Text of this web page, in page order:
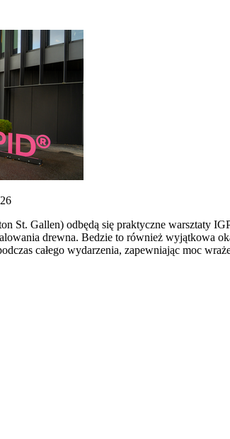
St. Gallen) odbędą się praktyczne warsztaty
drewna. Bedzie to również wyjątkowa
całego wydarzenia, zapewniając moc